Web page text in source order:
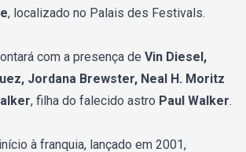
, localizado no Palais des Festivals.
com a presença de Vin Diesel,
, Jordana Brewster, Neal H. Moritz
, filha do falecido astro Paul Walker.
à franquia, lançado em 2001,